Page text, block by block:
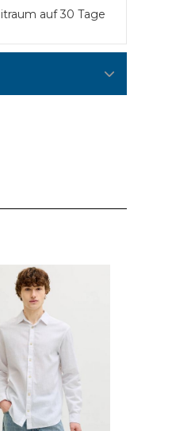
auf 30 Tage